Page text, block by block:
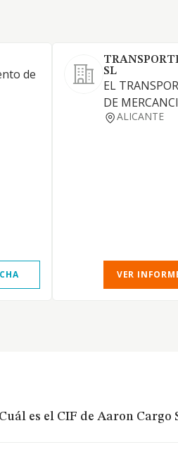
de
SL
EL
DE
ALICANTE
VER
es el CIF de Aaron Cargo